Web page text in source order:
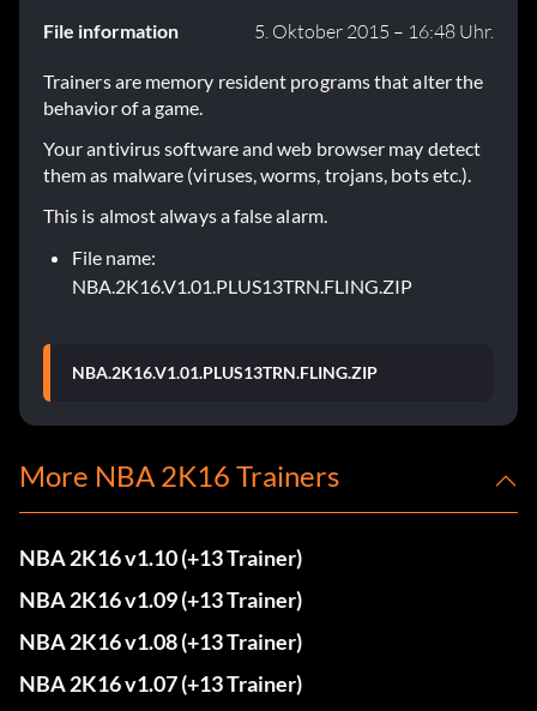
File information 5. Oktober 2015 – 16:48 Uhr.
Trainers are memory resident programs that alter the
behavior of a game.
Your antivirus software and web browser may detect
them as malware (viruses, worms, trojans, bots etc.).
This is almost always a false alarm.
File name:
NBA.2K16.V1.01.PLUS13TRN.FLING.ZIP
NBA.2K16.V1.01.PLUS13TRN.FLING.ZIP
More NBA 2K16 Trainers
NBA 2K16 v1.10 (+13 Trainer)
NBA 2K16 v1.09 (+13 Trainer)
NBA 2K16 v1.08 (+13 Trainer)
NBA 2K16 v1.07 (+13 Trainer)